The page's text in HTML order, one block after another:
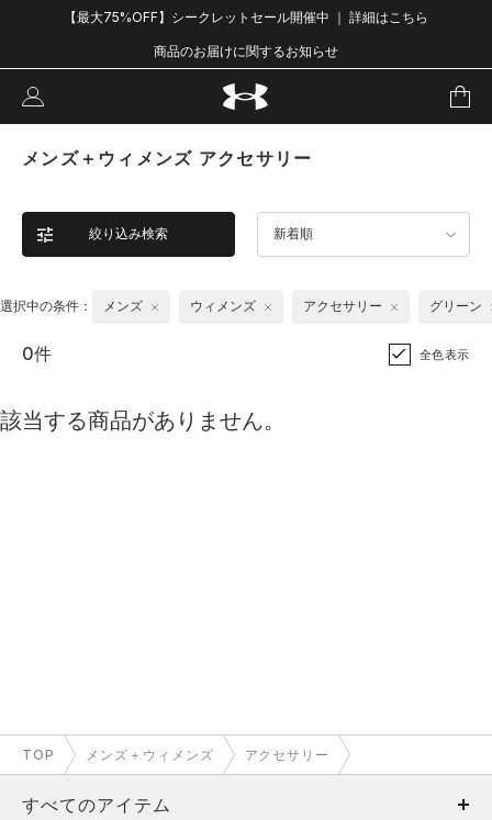
【最大75%OFF】シークレットセール開催中 ｜ 詳細はこちら
商品のお届けに関するお知らせ
メンズ＋ウィメンズ アクセサリー
絞り込み検索 新着順
選択中の条件： メンズ ウィメンズ アクセサリー グリーン
0件 全色表示
該当する商品がありません。
TOP メンズ＋ウィメンズ アクセサリー
すべてのアイテム